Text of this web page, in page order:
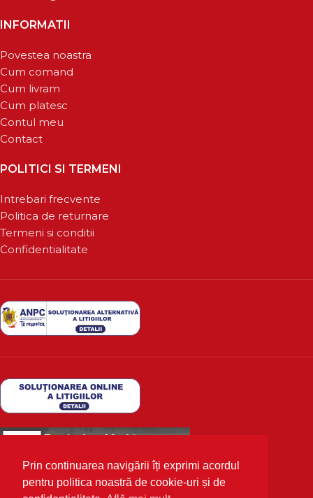
Prin continuarea navigării îți exprimi acordul
pentru politica noastră de cookie-uri și de
INFORMATII
Povestea noastra
Cum comand
Cum livram
Cum platesc
Contul meu
Contact
POLITICI SI TERMENI
Intrebari frecvente
Politica de returnare
Termeni si conditii
Confidentialitate